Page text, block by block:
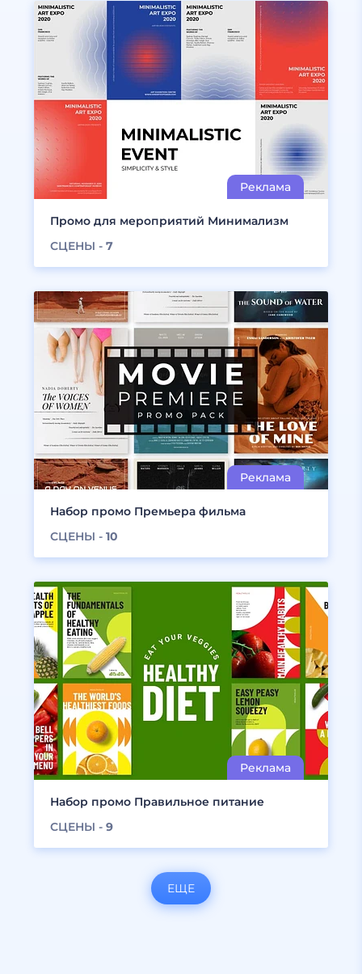
Промо для мероприятий Минимализм
СЦЕНЫ - 7
Набор промо Премьера фильма
СЦЕНЫ - 10
Набор промо Правильное питание
СЦЕНЫ - 9
ЕЩЕ